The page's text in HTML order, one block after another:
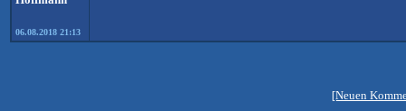
06.08.2018 21:13
[Neuen